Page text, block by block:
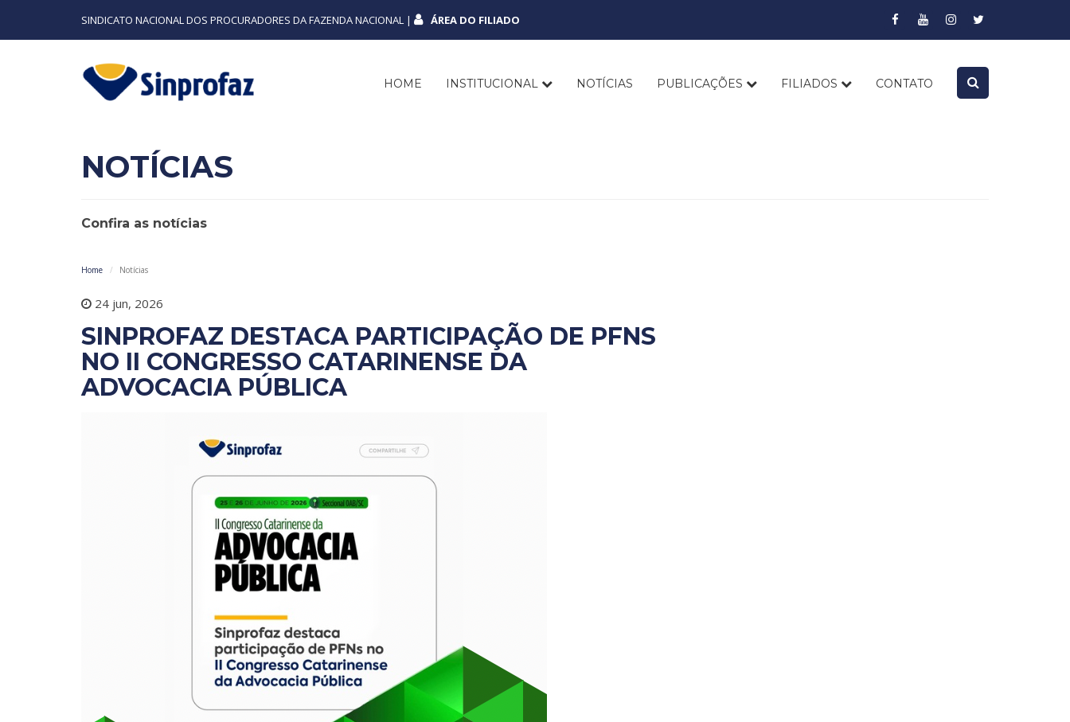
SINDICATO NACIONAL DOS PROCURADORES DA FAZENDA NACIONAL | ÁREA DO FILIADO
HOME INSTITUCIONAL NOTÍCIAS PUBLICAÇÕES FILIADOS CONTATO
NOTÍCIAS
Confira as notícias
Home Notícias
24 jun, 2026
SINPROFAZ DESTACA PARTICIPAÇÃO DE PFNS
NO II CONGRESSO CATARINENSE DA
ADVOCACIA PÚBLICA